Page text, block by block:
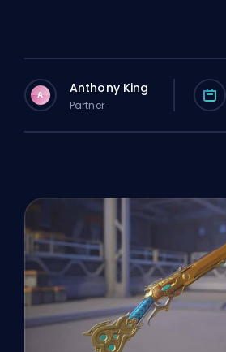
A Anthony King
Partner